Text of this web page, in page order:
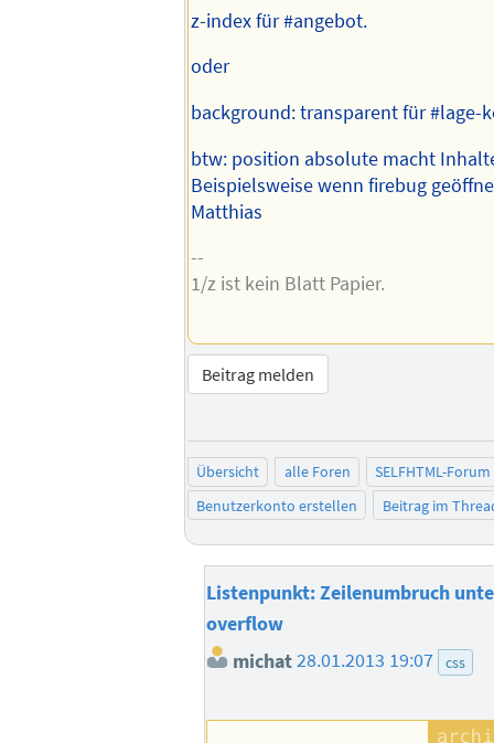
z-index für #angebot.
oder
background: transparent für #lage-
btw: position absolute macht
Beispielsweise wenn firebug
Matthias
--
1/z ist kein Blatt Papier.
Beitrag melden
Übersicht alle Foren
SELFHTML-Forum
Benutzerkonto erstellen
Beitrag im
Listenpunkt: Zeilenumbruch
overflow
michat 28.01.2013 19:07 css